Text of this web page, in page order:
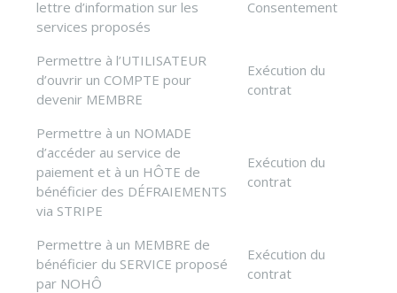
lettre d’information sur les
services proposés
Consentement
Permettre à l’UTILISATEUR
d’ouvrir un COMPTE pour
devenir MEMBRE
Exécution du
contrat
Permettre à un NOMADE
d’accéder au service de
paiement et à un HÔTE de
bénéficier des DÉFRAIEMENTS
via STRIPE
Exécution du
contrat
Permettre à un MEMBRE de
bénéficier du SERVICE proposé
par NOHÔ
Exécution du
contrat